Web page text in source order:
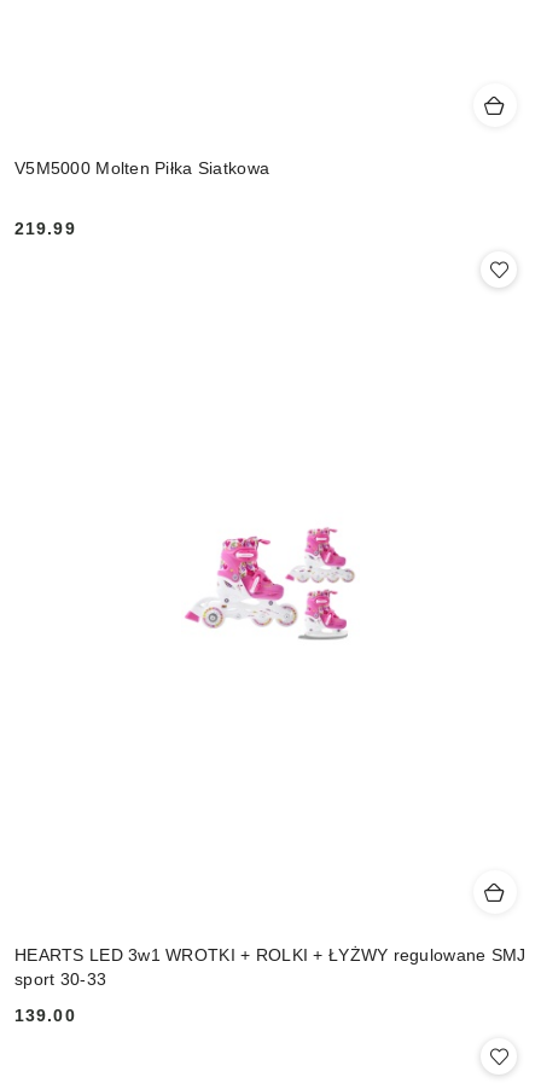
V5M5000 Molten Piłka Siatkowa
Cena:
219.99
HEARTS LED 3w1 WROTKI + ROLKI + ŁYŻWY regulowane SMJ
sport 30-33
Cena:
139.00